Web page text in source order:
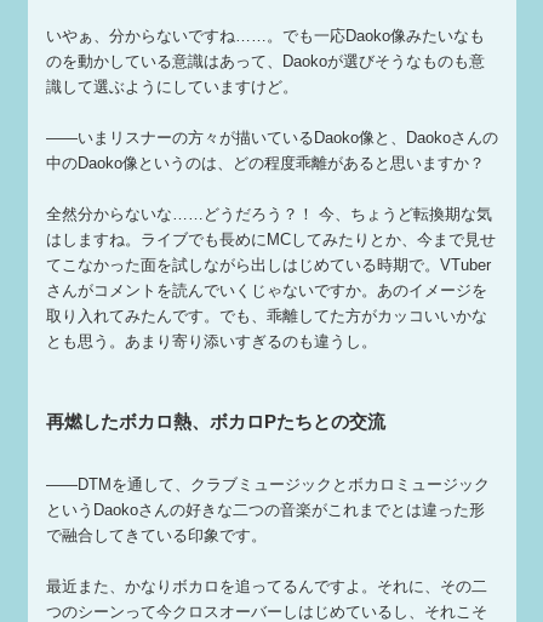
いやぁ、分からないですね……。でも一応Daoko像みたいなも
のを動かしている意識はあって、Daokoが選びそうなものも意
識して選ぶようにしていますけど。
——いまリスナーの方々が描いているDaoko像と、Daokoさんの
中のDaoko像というのは、どの程度乖離があると思いますか？
全然分からないな……どうだろう？！ 今、ちょうど転換期な気
はしますね。ライブでも長めにMCしてみたりとか、今まで見せ
てこなかった面を試しながら出しはじめている時期で。VTuber
さんがコメントを読んでいくじゃないですか。あのイメージを
取り入れてみたんです。でも、乖離してた方がカッコいいかな
とも思う。あまり寄り添いすぎるのも違うし。
再燃したボカロ熱、ボカロPたちとの交流
——DTMを通して、クラブミュージックとボカロミュージック
というDaokoさんの好きな二つの音楽がこれまでとは違った形
で融合してきている印象です。
最近また、かなりボカロを追ってるんですよ。それに、その二
つのシーンって今クロスオーバーしはじめているし、それこそ